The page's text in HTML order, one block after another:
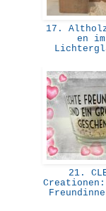
17.
en im
21.